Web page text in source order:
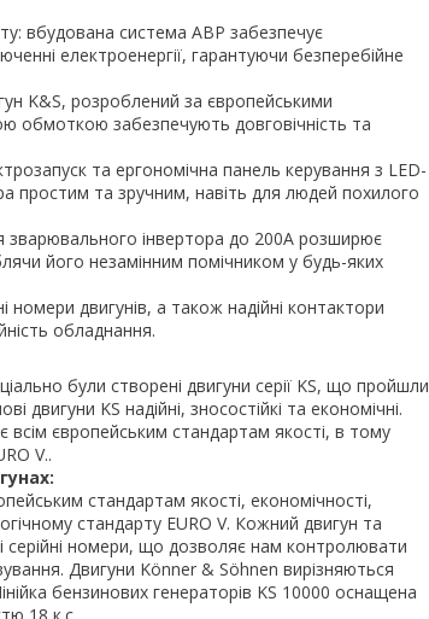
вбудована система АВР забезпечує
електроенергії, гарантуючи безперебійне
K&S, розроблений за європейськими
обмоткою забезпечують довговічність та
та ергономічна панель керування з LED-
простим та зручним, навіть для людей похилого
зварювального інвертора до 200А розширює
його незамінним помічником у будь-яких
номери двигунів, а також надійні контактори
обладнання.
були створені двигуни серії KS, що пройшли
двигуни KS надійні, зносостійкі та економічні.
всім європейським стандартам якості, в тому
V..
стандартам якості, економічності,
стандарту EURO V. Кожний двигун та
серійні номери, що дозволяє нам контролювати
Двигуни Könner & Söhnen вирізняються
бензинових генераторів KS 10000 оснащена
18 к.с.